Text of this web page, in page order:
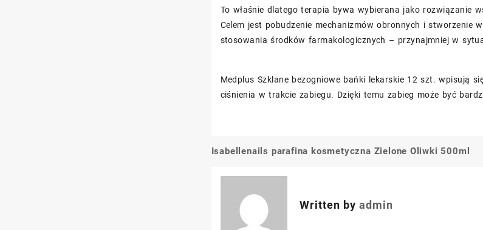
To właśnie dlatego terapia bywa wybierana jako rozwiązanie
Celem jest pobudzenie mechanizmów obronnych i stworzenie
stosowania środków farmakologicznych – przynajmniej w
Medplus Szklane bezogniowe bańki lekarskie 12 szt. wpisują
ciśnienia w trakcie zabiegu. Dzięki temu zabieg może być
Nawigacja
wpisu
Isabellenails parafina kosmetyczna Zielone Oliwki 500ml
Written by admin